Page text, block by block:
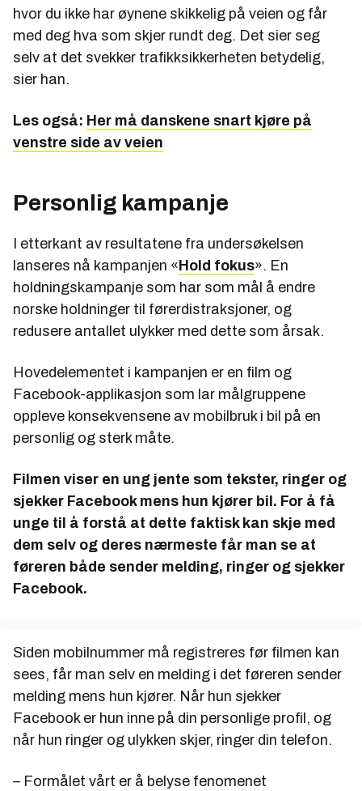
hvor du ikke har øynene skikkelig på veien og får
med deg hva som skjer rundt deg. Det sier seg
selv at det svekker trafikksikkerheten betydelig,
sier han.
Les også: Her må danskene snart kjøre på
venstre side av veien
Personlig kampanje
I etterkant av resultatene fra undersøkelsen
lanseres nå kampanjen « Hold fokus». En
holdningskampanje som har som mål å endre
norske holdninger til førerdistraksjoner, og
redusere antallet ulykker med dette som årsak.
Hovedelementet i kampanjen er en film og
Facebook-applikasjon som lar målgruppene
oppleve konsekvensene av mobilbruk i bil på en
personlig og sterk måte.
Filmen viser en ung jente som tekster, ringer og
sjekker Facebook mens hun kjører bil. For å få
unge til å forstå at dette faktisk kan skje med
dem selv og deres nærmeste får man se at
føreren både sender melding, ringer og sjekker
Facebook.
Siden mobilnummer må registreres før filmen kan
sees, får man selv en melding i det føreren sender
melding mens hun kjører. Når hun sjekker
Facebook er hun inne på din personlige profil, og
når hun ringer og ulykken skjer, ringer din telefon.
– Formålet vårt er å belyse fenomenet